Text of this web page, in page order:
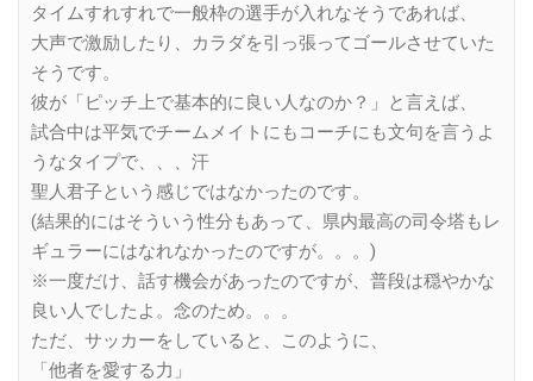
タイムすれすれで一般枠の選手が入れなそうであれば、
大声で激励したり、カラダを引っ張ってゴールさせていた
そうです。
彼が「ピッチ上で基本的に良い人なのか？」と言えば、
試合中は平気でチームメイトにもコーチにも文句を言うよ
うなタイプで、、、汗
聖人君子という感じではなかったのです。
(結果的にはそういう性分もあって、県内最高の司令塔もレ
ギュラーにはなれなかったのですが。。。)
※一度だけ、話す機会があったのですが、普段は穏やかな
良い人でしたよ。念のため。。。
ただ、サッカーをしていると、このように、
「他者を愛する力」